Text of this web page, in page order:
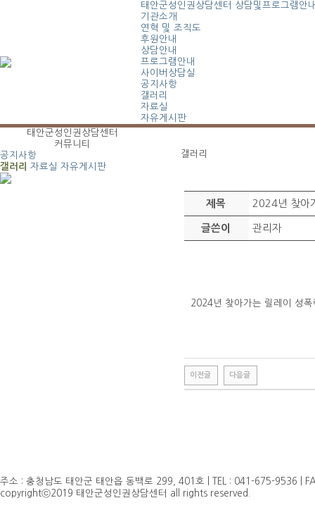
태안군성인권상담센터
상담및프로그램안
기관소개
연혁 및 조직도
후원안내
상담안내
프로그램안내
사이버상담실
공지사항
갤러리
자료실
자유게시판
태안군성인권상담센터
커뮤니티
공지사항
갤러리
자료실 자유게시판
갤러리
제목 2024년 찾아
글쓴이 관리자
2024년 찾아가는 릴레이 성
이전글 다음글
주소 : 충청남도 태안군 태안읍 동백로 299, 401호 | TEL : 041-675-9536 |
copyrightⓒ2019 태안군성인권상담센터 all rights reserved.